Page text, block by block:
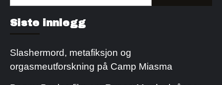
etter:
Siste innlegg
Slashermord, metafiksjon og
orgasmeutforskning på Camp Miasma